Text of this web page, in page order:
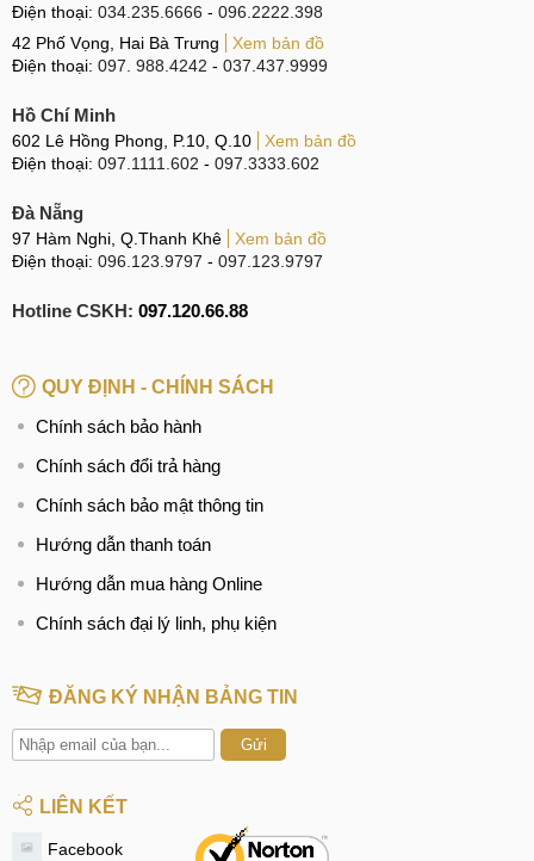
Điện thoại: 034.235.6666 - 096.2222.398
42 Phố Vọng, Hai Bà Trưng
Xem bản đồ
Điện thoại: 097. 988.4242 - 037.437.9999
Hồ Chí Minh
602 Lê Hồng Phong, P.10, Q.10
Xem bản đồ
Điện thoại: 097.1111.602 - 097.3333.602
Đà Nẵng
97 Hàm Nghi, Q.Thanh Khê
Xem bản đồ
Điện thoại: 096.123.9797 - 097.123.9797
Hotline CSKH: 097.120.66.88
QUY ĐỊNH - CHÍNH SÁCH
Chính sách bảo hành
Chính sách đổi trả hàng
Chính sách bảo mật thông tin
Hướng dẫn thanh toán
Hướng dẫn mua hàng Online
Chính sách đại lý linh, phụ kiện
ĐĂNG KÝ NHẬN BẢNG TIN
Gửi
LIÊN KẾT
Facebook